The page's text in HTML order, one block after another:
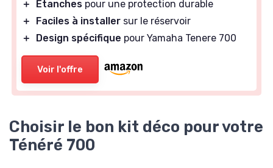
＋
Étanches pour une protection durable
＋
Faciles à installer sur le réservoir
＋
Design spécifique pour Yamaha Tenere 700
Voir l'offre
Choisir le bon kit déco pour votre
Ténéré 700